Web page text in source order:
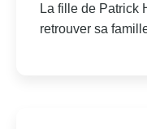
La fille de Patrick
retrouver sa